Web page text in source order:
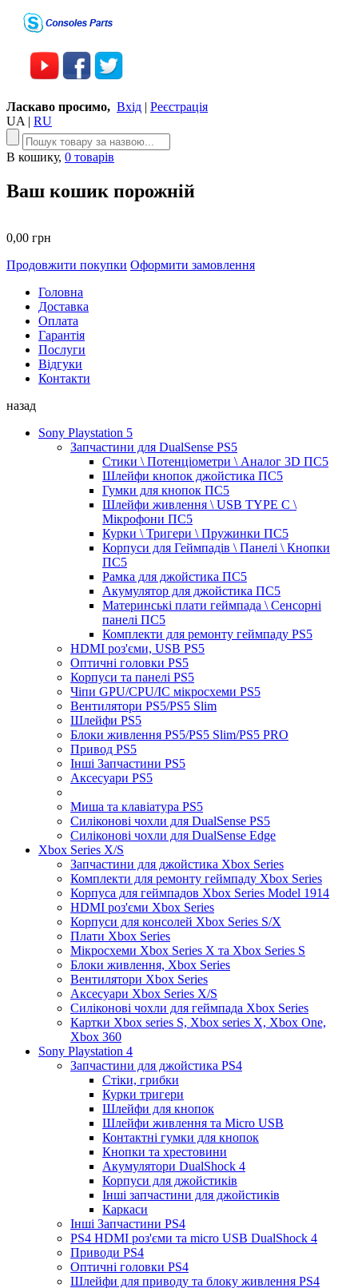
Ласкаво просимо, Вхід | Реєстрація
UA | RU
В кошику, 0 товарів
Ваш кошик порожній
0,00 грн
Продовжити покупки Оформити замовлення
Головна
Доставка
Оплата
Гарантія
Послуги
Відгуки
Контакти
назад
Sony Playstation 5
Запчастини для DualSense PS5
Стики \ Потенціометри \ Аналог 3D ПС5
Шлейфи кнопок джойстика ПС5
Гумки для кнопок ПС5
Шлейфи живлення \ USB TYPE C \
Мікрофони ПС5
Курки \ Тригери \ Пружинки ПС5
Корпуси для Геймпадів \ Панелі \ Кнопки
ПС5
Рамка для джойстика ПС5
Акумулятор для джойстика ПС5
Материнські плати геймпада \ Сенсорні
панелі ПС5
Комплекти для ремонту геймпаду PS5
HDMI роз'єми, USB PS5
Оптичні головки PS5
Корпуси та панелі PS5
Чіпи GPU/CPU/IC мікросхеми PS5
Вентилятори PS5/PS5 Slim
Шлейфи PS5
Блоки живлення PS5/PS5 Slim/PS5 PRO
Привод PS5
Інші Запчастини PS5
Аксесуари PS5
Миша та клавіатура PS5
Силіконові чохли для DualSense PS5
Силіконові чохли для DualSense Edge
Xbox Series X/S
Запчастини для джойстика Xbox Series
Комплекти для ремонту геймпаду Xbox Series
Корпуса для геймпадов Xbox Series Model 1914
HDMI роз'єми Xbox Series
Корпуси для консолей Xbox Series S/X
Плати Xbox Series
Мікросхеми Xbox Series X та Xbox Series S
Блоки живлення, Xbox Series
Вентилятори Xbox Series
Аксесуари Xbox Series X/S
Силіконові чохли для геймпада Xbox Series
Картки Xbox series S, Xbox series X, Xbox One,
Xbox 360
Sony Playstation 4
Запчастини для джойстика PS4
Стіки, грибки
Курки тригери
Шлейфи для кнопок
Шлейфи живлення та Micro USB
Контактні гумки для кнопок
Кнопки та хрестовини
Акумулятори DualShock 4
Корпуси для джойстиків
Інші запчастини для джойстиків
Каркаси
Інші Запчастини PS4
PS4 HDMI роз'єми та micro USB DualShock 4
Приводи PS4
Оптичні головки PS4
Шлейфи для приводу та блоку живлення PS4